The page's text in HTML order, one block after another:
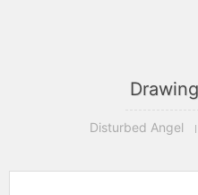
Disturbed Angel